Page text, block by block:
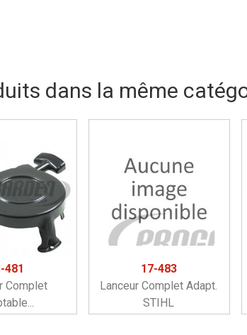
dans la même
481
Complet
17-483
Lanceur Complet Adapt.
STIHL